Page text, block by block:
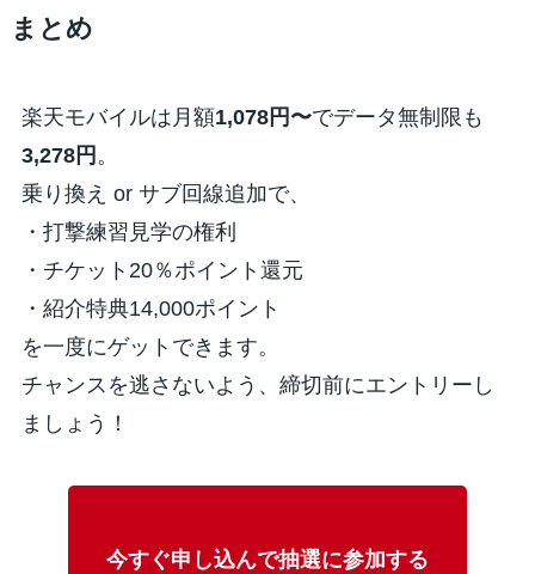
まとめ
楽天モバイルは月額1,078円〜でデータ無制限も
3,278円 。
乗り換え or サブ回線追加で、
・打撃練習見学の権利
・チケット20％ポイント還元
・紹介特典14,000ポイント
を一度にゲットできます。
チャンスを逃さないよう、締切前にエントリーし
ましょう！
今すぐ申し込んで抽選に参加する